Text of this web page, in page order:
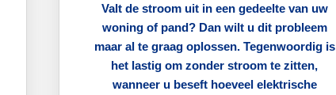
Valt de stroom uit in een gedeelte van uw
woning of pand? Dan wilt u dit probleem
maar al te graag oplossen. Tegenwoordig is
het lastig om zonder stroom te zitten,
wanneer u beseft hoeveel elektrische